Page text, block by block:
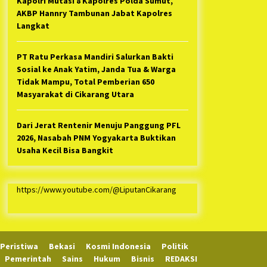
AKBP Hannry Tambunan Jabat Kapolres
Langkat
PT Ratu Perkasa Mandiri Salurkan Bakti
Sosial ke Anak Yatim, Janda Tua & Warga
Tidak Mampu, Total Pemberian 650
Masyarakat di Cikarang Utara
Dari Jerat Rentenir Menuju Panggung PFL
2026, Nasabah PNM Yogyakarta Buktikan
Usaha Kecil Bisa Bangkit
https://www.youtube.com/@LiputanCikarang
Peristiwa Bekasi Kosmi Indonesia
Politik
Pemerintah
Sains Hukum Bisnis REDAKSI